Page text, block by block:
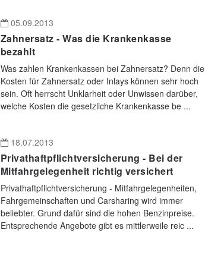
05.09.2013
Zahnersatz - Was die Krankenkasse
bezahlt
Was zahlen Krankenkassen bei Zahnersatz? Denn die
Kosten für Zahnersatz oder Inlays können sehr hoch
sein. Oft herrscht Unklarheit oder Unwissen darüber,
welche Kosten die gesetzliche Krankenkasse be ...
18.07.2013
Privathaftpflichtversicherung - Bei der
Mitfahrgelegenheit richtig versichert
Privathaftpflichtversicherung - Mitfahrgelegenheiten,
Fahrgemeinschaften und Carsharing wird immer
beliebter. Grund dafür sind die hohen Benzinpreise.
Entsprechende Angebote gibt es mittlerweile reic ...